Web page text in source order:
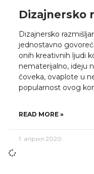
Dizajnersko
Dizajnersko
jednostavno
onih kreativnih ljudi
nematerijalno, ideju
čoveka, ovaplote u
popularnost ovog
READ MORE »
1. април 2020.